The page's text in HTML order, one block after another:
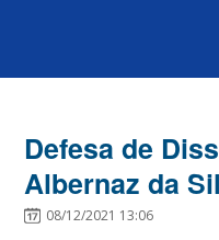
Defesa de
Albernaz da
08/12/2021 13:06